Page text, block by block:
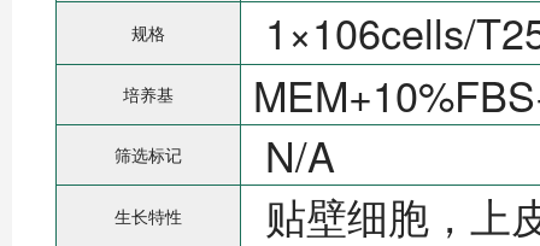
规格 1×106cells/
培养基
筛选标记 N/A
生长特性 贴壁细胞，上